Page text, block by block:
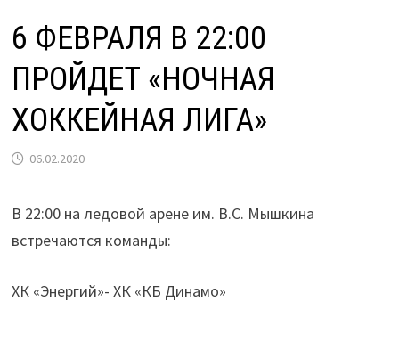
6 ФЕВРАЛЯ В 22:00
ПРОЙДЕТ «НОЧНАЯ
ХОККЕЙНАЯ ЛИГА»
06.02.2020
В 22:00 на ледовой арене им. В.С. Мышкина
встречаются команды:
ХК «Энергий»- ХК «КБ Динамо»